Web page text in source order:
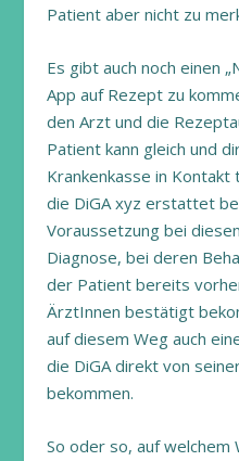
Patient aber nicht zu
Es gibt auch noch einen
App auf Rezept zu
den Arzt und die
Patient kann gleich und
Krankenkasse in
die DiGA xyz erstattet
Voraussetzung bei
Diagnose, bei deren
der Patient bereits
ÄrztInnen bestätigt
auf diesem Weg auch
die DiGA direkt von
bekommen.
So oder so, auf welchem